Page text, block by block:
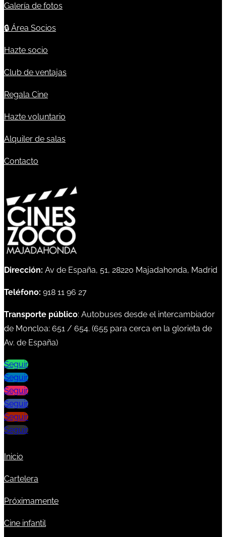
Galería de fotos
🔒 Área Socios
Hazte socio
Club de ventajas
Regala Cine
Hazte voluntario
Alquiler de salas
Contacto
Dirección: Av de España, 51, 28220 Majadahonda, Madrid
Teléfono: 918 11 96 27
Transporte público: Autobuses desde el intercambiador
de Moncloa: 651 / 654. (655 para cerca en la glorieta de
Av. de España)
Seguir
Seguir
Seguir
Seguir
Seguir
Seguir
Inicio
Cartelera
Próximamente
Cine infantil